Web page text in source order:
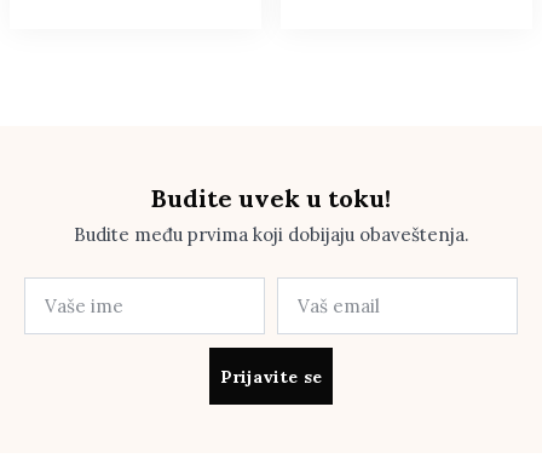
Budite uvek u toku!
Budite među prvima koji dobijaju obaveštenja.
Prijavite se